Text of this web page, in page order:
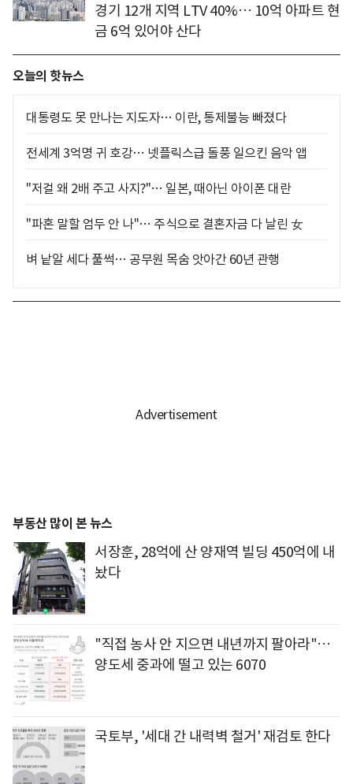
경기 12개 지역 LTV 40%… 10억 아파트 현
금 6억 있어야 산다
오늘의 핫뉴스
대통령도 못 만나는 지도자… 이란, 통제불능 빠졌다
전세계 3억명 귀 호강… 넷플릭스급 돌풍 일으킨 음악 앱
"저걸 왜 2배 주고 사지?"… 일본, 때아닌 아이폰 대란
"파혼 말할 엄두 안 나"… 주식으로 결혼자금 다 날린 女
벼 낱알 세다 풀썩… 공무원 목숨 앗아간 60년 관행
부동산 많이 본 뉴스
서장훈, 28억에 산 양재역 빌딩 450억에 내
놨다
"직접 농사 안 지으면 내년까지 팔아라"…
양도세 중과에 떨고 있는 6070
국토부, '세대 간 내력벽 철거' 재검토 한다